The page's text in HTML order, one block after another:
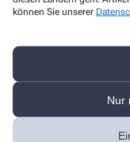
können Sie unserer
Nur
Jetzt schnell und
Besuch bei uns in der
Anrede